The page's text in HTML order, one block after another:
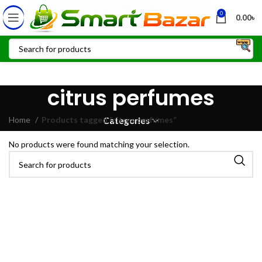
0 0.00৳
citrus perfumes
Categories
Home Products tagged “citrus perfumes”
No products were found matching your selection.